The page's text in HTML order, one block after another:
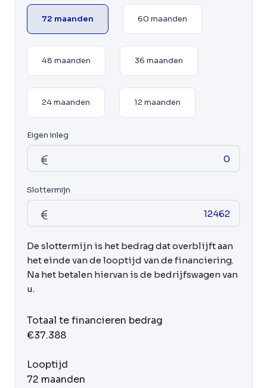
72 maanden 60 maanden
48 maanden 36 maanden
24 maanden 12 maanden
Eigen inleg
Slottermijn
De slottermijn is het bedrag dat overblijft aan
het einde van de looptijd van de financiering.
Na het betalen hiervan is de bedrijfswagen van
u.
Totaal te financieren bedrag
€37.388
Looptijd
72 maanden